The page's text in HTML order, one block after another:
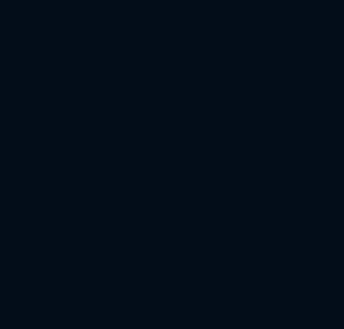
UDENDØRS SPA
nem, enkel og reducerer
med op til 70%